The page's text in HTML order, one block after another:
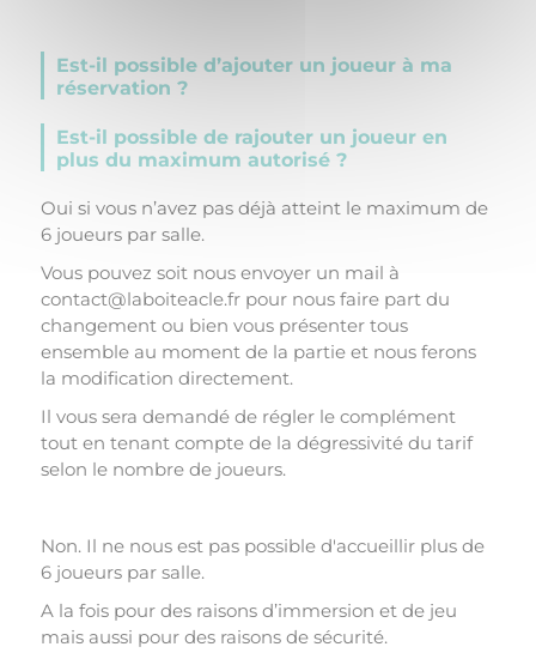
Est-il possible d’ajouter un joueur à ma
réservation ?
Est-il possible de rajouter un joueur en
plus du maximum autorisé ?
Oui si vous n’avez pas déjà atteint le maximum de
6 joueurs par salle.
Vous pouvez soit nous envoyer un mail à
contact@laboiteacle.fr pour nous faire part du
changement ou bien vous présenter tous
ensemble au moment de la partie et nous ferons
la modification directement.
Il vous sera demandé de régler le complément
tout en tenant compte de la dégressivité du tarif
selon le nombre de joueurs.
Non. Il ne nous est pas possible d'accueillir plus de
6 joueurs par salle.
A la fois pour des raisons d’immersion et de jeu
mais aussi pour des raisons de sécurité.